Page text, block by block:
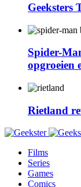
Geeksters
Spider-
opgroeien
Rietland
Films
Series
Games
Comics